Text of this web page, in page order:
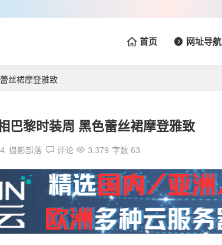
首页 网址导航
丝裙摩登雅致
巴黎时装周 黑色蕾丝裙摩登雅致
摄影部落 评论 3,379 字数 63